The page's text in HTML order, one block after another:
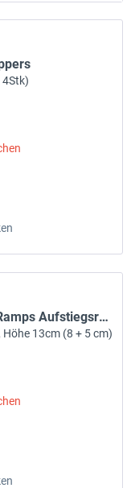
4Stk)
GECKORAMPS Trailer Ramps Aufstiegsrampe
13cm (8 + 5 cm)